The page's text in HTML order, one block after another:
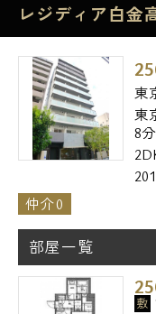
レジディア白金
東
東
8分
仲介0
部屋一覧
敷